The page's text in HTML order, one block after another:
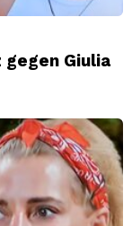
Giulia